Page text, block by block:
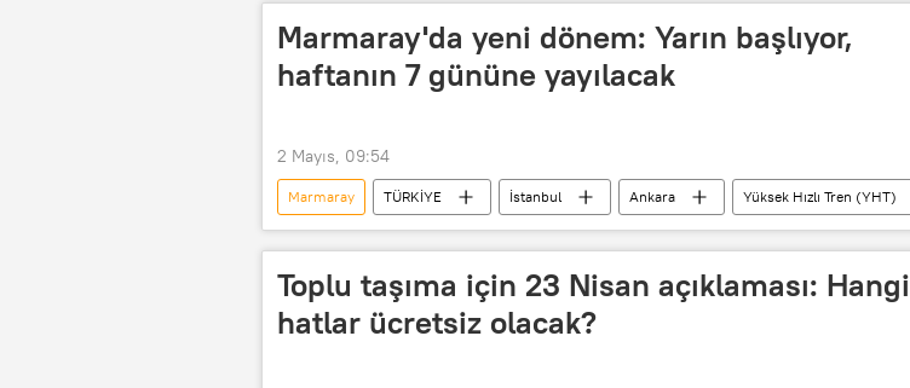
Marmaray'da yeni dönem: Yarın başlıyor,
haftanın 7 gününe yayılacak
2 Mayıs, 09:54
Marmaray TÜRKİYE İstanbul Ankara Yüksek Hızlı Tren (YHT)
Toplu taşıma için 23 Nisan açıklaması: Hangi
hatlar ücretsiz olacak?